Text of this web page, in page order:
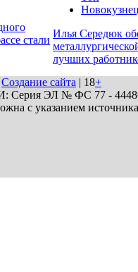
стали
Илья Середюк
лучших
Создание сайта | 18+
Серия ЭЛ № ФС 77 - 44486
с указанием